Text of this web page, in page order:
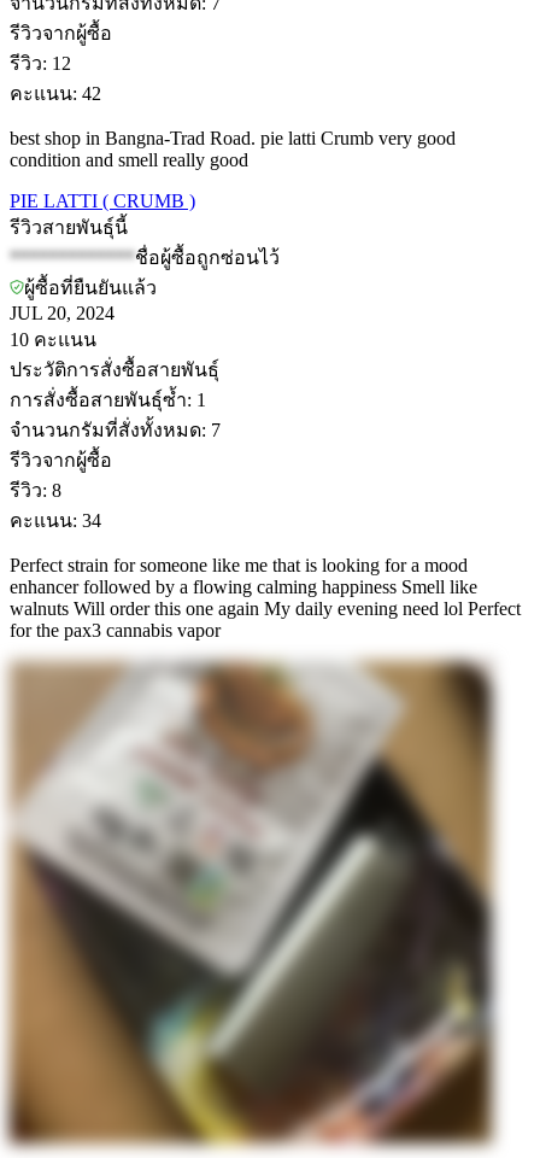
รีวิวจากผู้ซื้อ
รีวิว: 12
คะแนน: 42
best shop in Bangna-Trad Road. pie latti Crumb very good
condition and smell really good
PIE LATTI ( CRUMB )
รีวิวสายพันธุ์นี้
*************ชื่อผู้ซื้อถูกซ่อนไว้
ผู้ซื้อที่ยืนยันแล้ว
JUL 20, 2024
10 คะแนน
ประวัติการสั่งซื้อสายพันธุ์
การสั่งซื้อสายพันธุ์ซ้ำ: 1
จำนวนกรัมที่สั่งทั้งหมด: 7
รีวิวจากผู้ซื้อ
รีวิว: 8
คะแนน: 34
Perfect strain for someone like me that is looking for a mood
enhancer followed by a flowing calming happiness Smell like
walnuts Will order this one again My daily evening need lol Perfect
for the pax3 cannabis vapor